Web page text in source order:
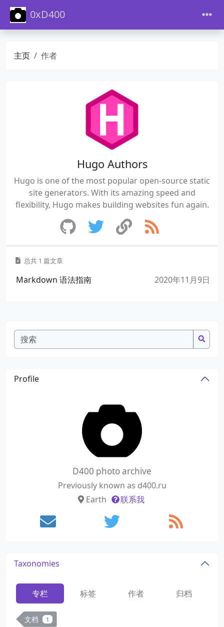
0xD400
主页 作者
Hugo Authors
Hugo is one of the most popular open-source static
site generators. With its amazing speed and
flexibility, Hugo makes building websites fun again.
总共 1 篇文章
Markdown 语法指南 2020年11月9日
Profile
D400 photo archive
Previously known as d400.ru
Earth
联系我
Taxonomies
专栏 标签 作者 归档
文档 1